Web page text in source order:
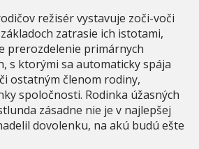
režisér vystavuje zoči-voči
zatrasie ich istotami,
prerozdelenie primárnych
s ktorými sa automaticky spája
ostatným členom rodiny,
spoločnosti. Rodinka úžasných
zásadne nie je v najlepšej
dovolenku, na akú budú ešte